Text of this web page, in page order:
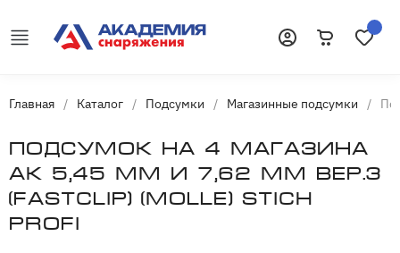
Главная / Каталог / Подсумки / Магазинные подсумки /
Подсумок на 4 магазина
АК 5,45 мм и 7,62 мм вер.3
(FASTCLIP) (molle) Stich
Profi